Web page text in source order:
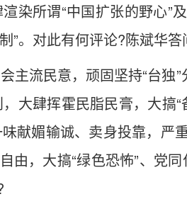
染所谓“中国扩张的野心”
。对此有何评论?陈斌华答
主流民意，顽固坚持“台独
肆挥霍民脂民膏，大搞“
献媚输诚、卖身投靠，严
由，大搞“绿色恐怖”、党